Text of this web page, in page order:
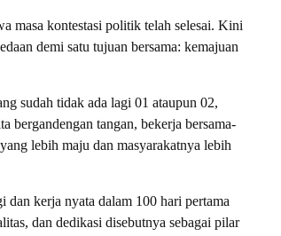
masa kontestasi politik telah selesai. Kini
demi satu tujuan bersama: kemajuan
sudah tidak ada lagi 01 ataupun 02,
bergandengan tangan, bekerja bersama-
lebih maju dan masyarakatnya lebih
dan kerja nyata dalam 100 hari pertama
dan dedikasi disebutnya sebagai pilar